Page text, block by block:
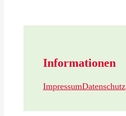
Informationen
ImpressumDatenschutz